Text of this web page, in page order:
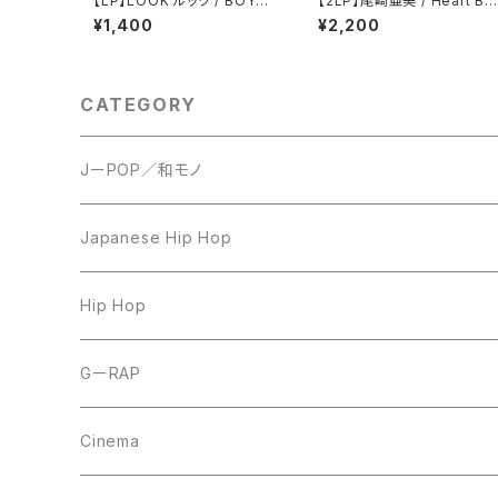
BE DREAMIN' ボーイズ・ビ
ー・ドリーミン
¥1,400
x
¥2,200
CATEGORY
JーPOP／和モノ
LP
7inch
CD
12inch
Japanese Hip Hop
12inch
LP
Hip Hop
LP
12inch
GーRAP
12inch
Cinema